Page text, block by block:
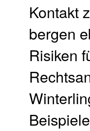
Kontakt
bergen
Risiken